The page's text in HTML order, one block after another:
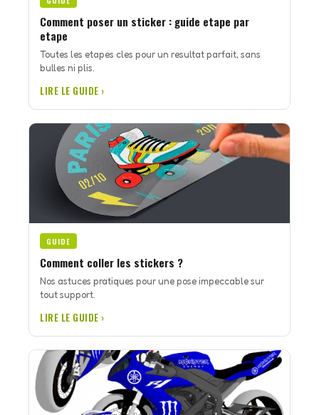
Comment poser un sticker : guide etape par
etape
Toutes les etapes cles pour un resultat parfait, sans
bulles ni plis.
LIRE LE GUIDE ›
GUIDE
Comment coller les stickers ?
Nos astuces pratiques pour une pose impeccable sur
tout support.
LIRE LE GUIDE ›